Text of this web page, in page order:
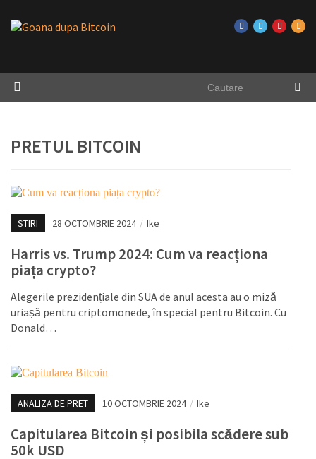
PRETUL BITCOIN
STIRI 28 OCTOMBRIE 2024 / Ike
Harris vs. Trump 2024: Cum va reacționa
piața crypto?
Alegerile prezidențiale din SUA de anul acesta au o miză
uriașă pentru criptomonede, în special pentru Bitcoin. Cu
Donald…
ANALIZA DE PRET 10 OCTOMBRIE 2024 / Ike
Capitularea Bitcoin și posibila scădere sub
50k USD